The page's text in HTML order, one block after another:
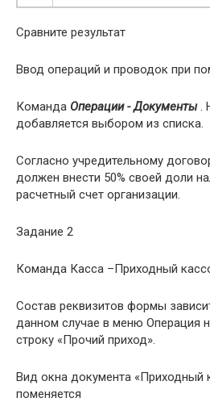
Сравните результат
Ввод операций и проводок при
Команда Операции - Документы.
добавляется выбором из списка.
Согласно учредительному
должен внести 50% своей доли
расчетный счет организации.
Задание 2
Команда Касса –Приходный
Состав реквизитов формы
данном случае в меню Операция
строку «Прочий приход».
Вид окна документа «Приходный
поменяется